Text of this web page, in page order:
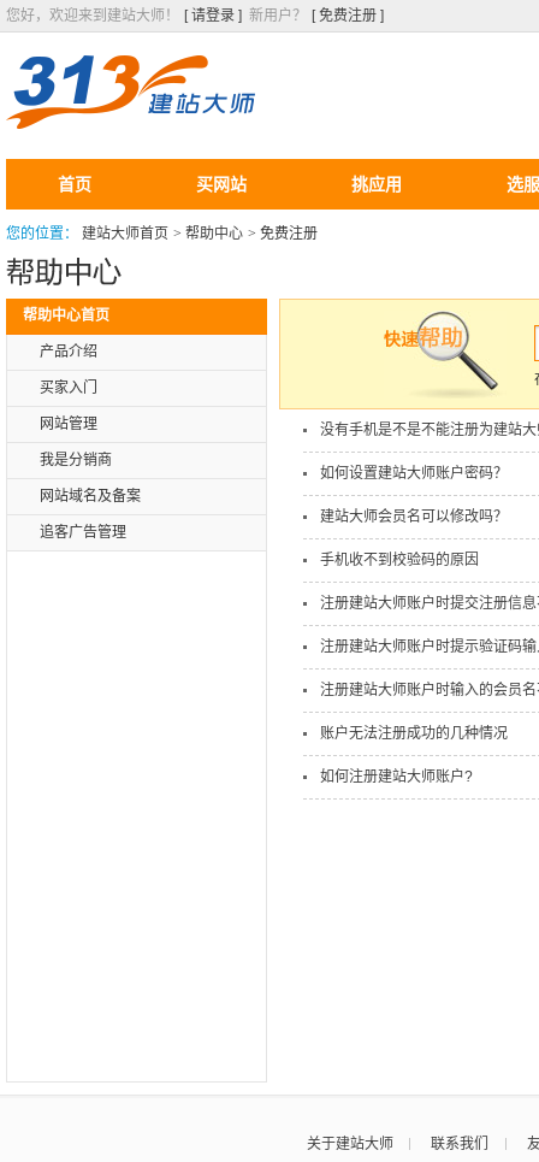
您好，欢迎来到建站大师！ [ 请登录 ] 新用户？ [ 免费注册 ]
首页 买网站 挑应用 选
您的位置： 建站大师首页 > 帮助中心 > 免费注册
没有手机是不是不能注册为建站
如何设置建站大师账户密码？
建站大师会员名可以修改吗？
手机收不到校验码的原因
注册建站大师账户时提交注册信
注册建站大师账户时提示验证码
注册建站大师账户时输入的会员
账户无法注册成功的几种情况
如何注册建站大师账户?
帮助中心首页
产品介绍
买家入门
网站管理
我是分销商
网站域名及备案
追客广告管理
关于建站大师 联系我们